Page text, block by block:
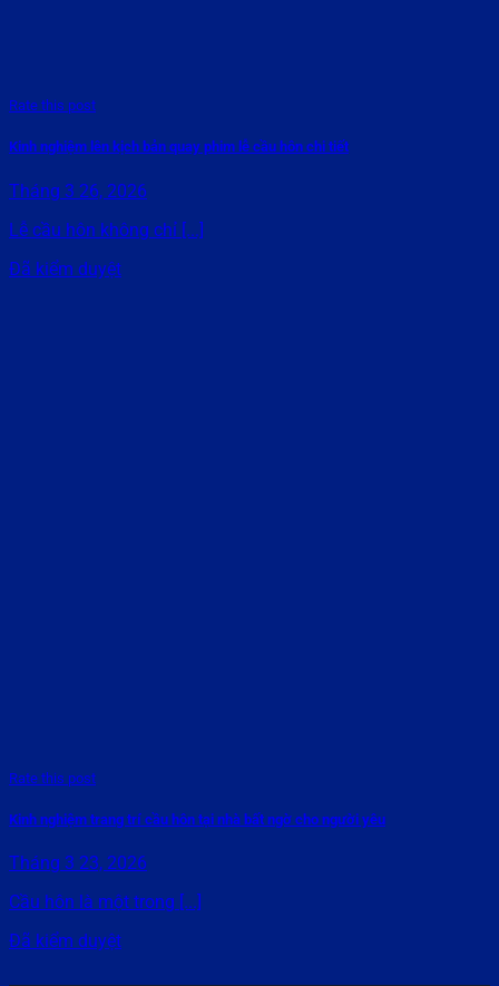
Rate this post
Kinh nghiệm lên kịch bản quay phim lễ cầu hôn chi tiết
Tháng 3 26, 2026
Lễ cầu hôn không chỉ [...]
Đã kiểm duyệt
Rate this post
Kinh nghiệm trang trí cầu hôn tại nhà bất ngờ cho người yêu
Tháng 3 23, 2026
Cầu hôn là một trong [...]
Đã kiểm duyệt